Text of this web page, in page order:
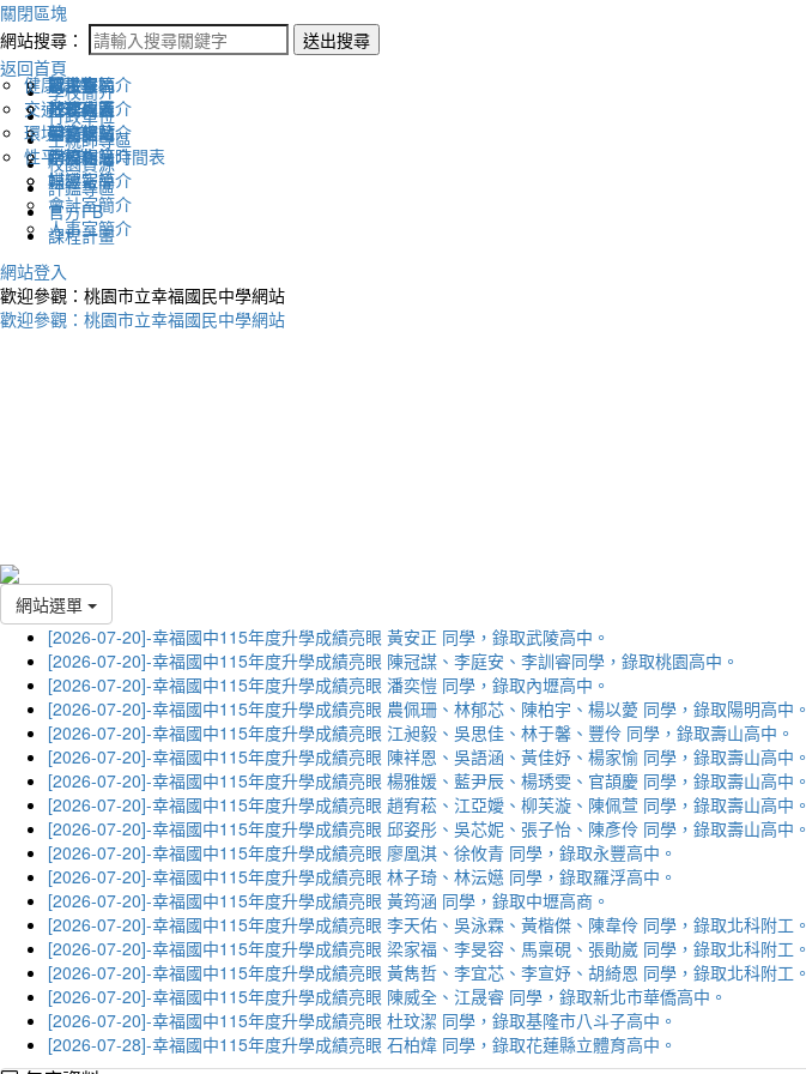
關閉區塊
網站搜尋：
送出搜尋
返回首頁
學校簡介
認識幸福
地理位置
英文網站
幸福相簿
媒體報導
行政單位
校長室簡介
教務處簡介
學務處簡介
總務處簡介
輔導室簡介
會計室簡介
人事室簡介
生親師專區
新生專區
升學專區
圖書館藏
學校作息時間表
校園資源
電子報
下載列表
評鑑專區
健康促進
交通安全
環境教育
性平教育
官方FB
課程計畫
網站登入
歡迎參觀：桃園市立幸福國民中學網站
歡迎參觀：桃園市立幸福國民中學網站
網站選單
[2026-07-20]-幸福國中115年度升學成績亮眼 黃安正 同學，錄取武陵高中。
[2026-07-20]-幸福國中115年度升學成績亮眼 陳冠謀、李庭安、李訓睿同學，錄取桃園高中。
[2026-07-20]-幸福國中115年度升學成績亮眼 潘奕愷 同學，錄取內壢高中。
[2026-07-20]-幸福國中115年度升學成績亮眼 農佩珊、林郁芯、陳柏宇、楊以薆 同學，錄取陽明高中。
[2026-07-20]-幸福國中115年度升學成績亮眼 江昶毅、吳思佳、林于馨、豐伶 同學，錄取壽山高中。
[2026-07-20]-幸福國中115年度升學成績亮眼 陳祥恩、吳語涵、黃佳妤、楊家愉 同學，錄取壽山高中。
[2026-07-20]-幸福國中115年度升學成績亮眼 楊雅媛、藍尹辰、楊琇雯、官頡慶 同學，錄取壽山高中。
[2026-07-20]-幸福國中115年度升學成績亮眼 趙宥菘、江亞嬡、柳芙漩、陳佩萱 同學，錄取壽山高中。
[2026-07-20]-幸福國中115年度升學成績亮眼 邱姿彤、吳芯妮、張子怡、陳彥伶 同學，錄取壽山高中。
[2026-07-20]-幸福國中115年度升學成績亮眼 廖凰淇、徐攸青 同學，錄取永豐高中。
[2026-07-20]-幸福國中115年度升學成績亮眼 林子琦、林沄嬨 同學，錄取羅浮高中。
[2026-07-20]-幸福國中115年度升學成績亮眼 黃筠涵 同學，錄取中壢高商。
[2026-07-20]-幸福國中115年度升學成績亮眼 李天佑、吳泳霖、黃楷傑、陳韋伶 同學，錄取北科附工。
[2026-07-20]-幸福國中115年度升學成績亮眼 梁家福、李旻容、馬稟硯、張勛崴 同學，錄取北科附工。
[2026-07-20]-幸福國中115年度升學成績亮眼 黃雋哲、李宜芯、李宣妤、胡綺恩 同學，錄取北科附工。
[2026-07-20]-幸福國中115年度升學成績亮眼 陳威全、江晟睿 同學，錄取新北市華僑高中。
[2026-07-20]-幸福國中115年度升學成績亮眼 杜玟潔 同學，錄取基隆市八斗子高中。
[2026-07-28]-幸福國中115年度升學成績亮眼 石柏煒 同學，錄取花蓮縣立體育高中。